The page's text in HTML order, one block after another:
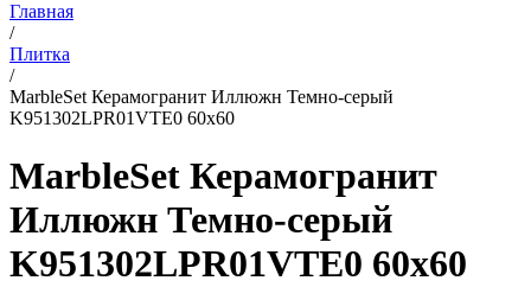
Главная
/
Плитка
/
MarbleSet Керамогранит Иллюжн Темно-серый
K951302LPR01VTE0 60х60
MarbleSet Керамогранит
Иллюжн Темно-серый
K951302LPR01VTE0 60х60